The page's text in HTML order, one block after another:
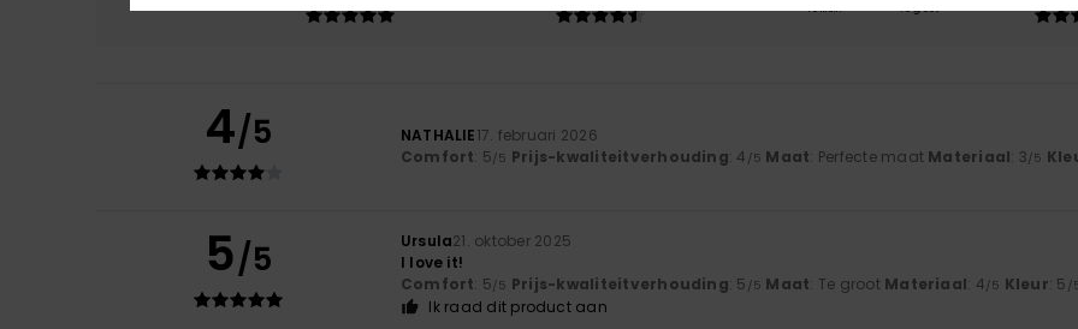
Te klein Te groot
4/5 NATHALIE17. februari 2026
Comfort: 5/5 Prijs-kwaliteitverhouding: 4 /5 Maat: Perfecte maat Materiaal: 3/5
5/5 Ursula21. oktober 2025
I love it!
Comfort: 5/5 Prijs-kwaliteitverhouding: 5 /5 Maat: Te groot Materiaal: 4/5 Kleur: 5 /
Ik raad dit product aan